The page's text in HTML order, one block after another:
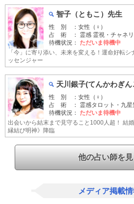
智子（ともこ）先生
性 別 ：女性（♀）
占 術 ： 霊感 霊視・チャネ
待機状況： ただいま待機中
「今」に寄り添い、未来を変える！運命好転
ッセンジャー
天川銀子(てんかわぎん
性 別 ：女性（♀）
占 術 ： 霊感タロット・九星
待機状況： ただいま待機中
出会いから結末まで見守ること1000人超！ 結
縁結び明神》降臨
他の占い師を見
メディア掲載